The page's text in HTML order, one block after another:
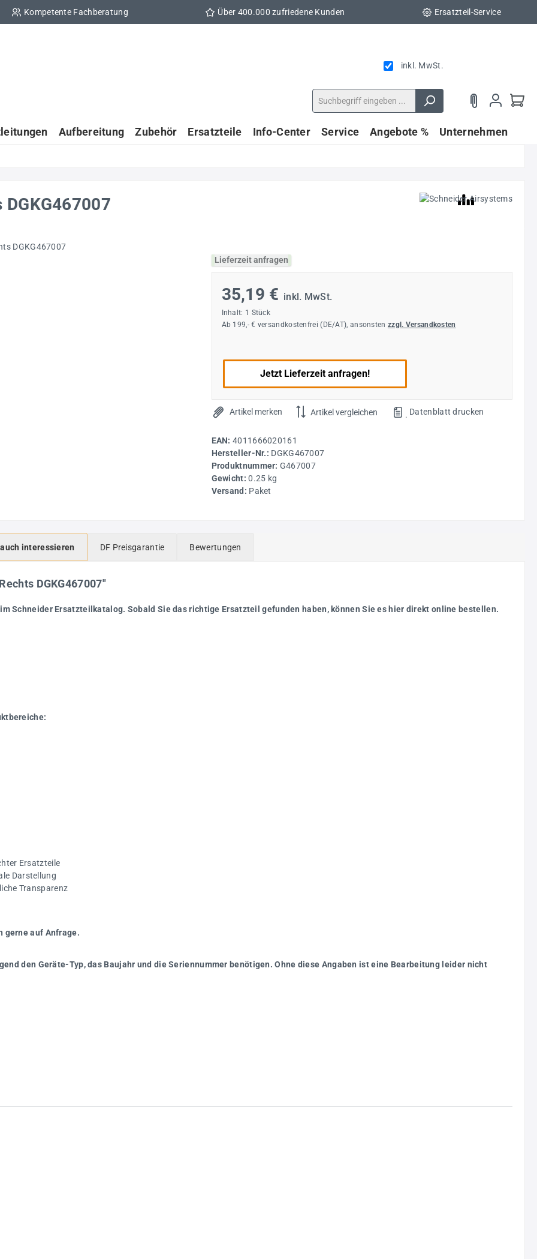
Kompetente Fachberatung Über 400.000 zufriedene Kunden Ersatzteil-Service
inkl. MwSt.
Aufbereitung Zubehör Ersatzteile Info-Center Service Angebote % Unternehmen
Lieferzeit anfragen
35,19 € inkl. MwSt.
Inhalt: 1 Stück
Ab 199,- € versandkostenfrei (DE/AT), ansonsten zzgl. Versandkosten
Jetzt Lieferzeit anfragen!
Artikel merken Artikel vergleichen . Datenblatt drucken
EAN: 4011666020161
Hersteller-Nr.: DGKG467007
Produktnummer: G467007
Gewicht:0.25 kg
Versand: Paket
interessieren DF Preisgarantie Bewertungen
DGKG467007"
Schneider Ersatzteilkatalog. Sobald Sie das richtige Ersatzteil gefunden haben, können Sie es hier direkt online bestellen.
Ersatzteile
Darstellung
Transparenz
gerne auf Anfrage.
den Geräte-Typ, das Baujahr und die Seriennummer benötigen. Ohne diese Angaben ist eine Bearbeitung leider nicht